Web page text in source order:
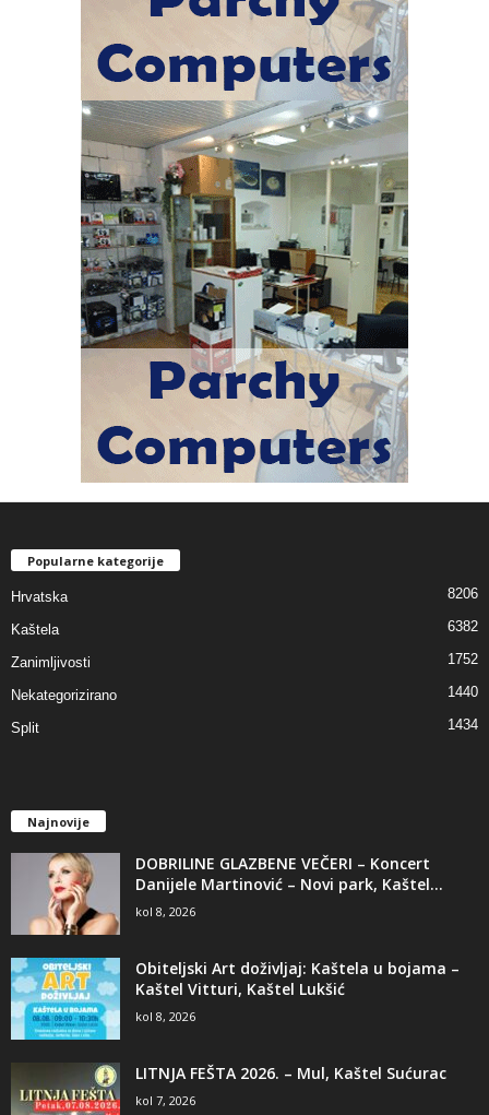
Popularne kategorije
Hrvatska 8206
Kaštela 6382
Zanimljivosti 1752
Nekategorizirano 1440
Split 1434
Najnovije
DOBRILINE GLAZBENE VEČERI – Koncert
Danijele Martinović – Novi park, Kaštel...
kol 8, 2026
Obiteljski Art doživljaj: Kaštela u bojama –
Kaštel Vitturi, Kaštel Lukšić
kol 8, 2026
LITNJA FEŠTA 2026. – Mul, Kaštel Sućurac
kol 7, 2026